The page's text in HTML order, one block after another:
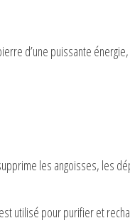
d’une puissante
les angoisses, les
utilisé pour purifier et